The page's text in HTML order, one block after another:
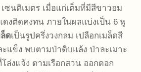
ซนติเมตร เมื่อแก่เต็มที่มีสีขาวอม
ดงติดคงทน ภายในผลแบ่งเป็น 6 พู
ล็ดเป็นรูปครึ่งวงกลม เปลือกเมล็ดสี
แข็ง พบตามป่าดิบแล้ง ป่าละเมาะ
ล่งแจ้ง ตามเรือกสวน ออกดอก